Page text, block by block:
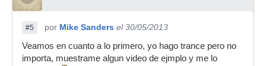
#5 por Mike Sanders el 30/05/2013
Veamos en cuanto a lo primero, yo hago trance pero no
importa, muestrame algun video de ejmplo y me lo